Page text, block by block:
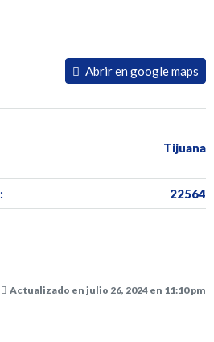
Abrir en google maps
Tijuana
22564
Actualizado en julio 26, 2024 en 11:10 pm